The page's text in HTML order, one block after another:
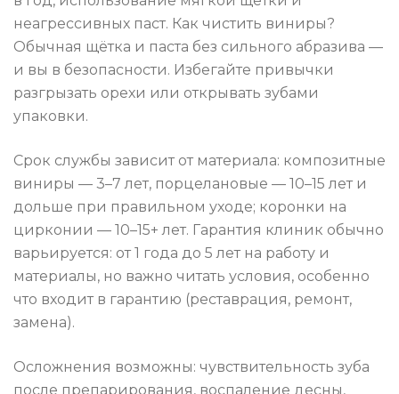
неагрессивных паст. Как чистить виниры?
Обычная щётка и паста без сильного абразива —
и вы в безопасности. Избегайте привычки
разгрызать орехи или открывать зубами
упаковки.
Срок службы зависит от материала: композитные
виниры — 3–7 лет, порцелановые — 10–15 лет и
дольше при правильном уходе; коронки на
цирконии — 10–15+ лет. Гарантия клиник обычно
варьируется: от 1 года до 5 лет на работу и
материалы, но важно читать условия, особенно
что входит в гарантию (реставрация, ремонт,
замена).
Осложнения возможны: чувствительность зуба
после препарирования, воспаление десны,